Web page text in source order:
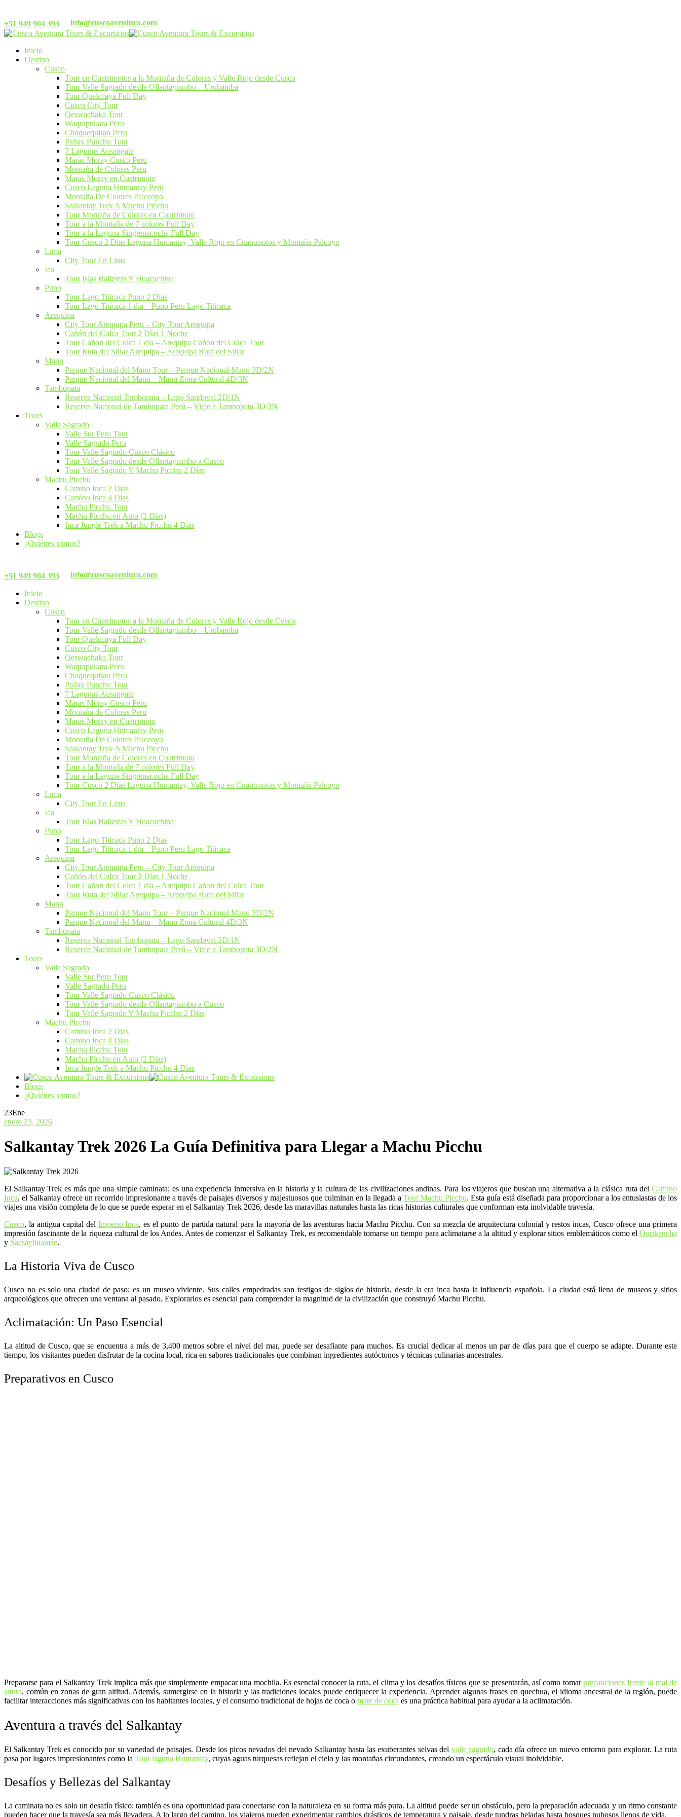
+51 949 904 393 info@cuscoaventura.com
Inicio
Destino
Cusco
Tour en Cuatrimotos a la Montaña de Colores y Valle Rojo desde Cusco
Tour Valle Sagrado desde Ollantaytambo – Urubamba
Tour Quelccaya Full Day
Cusco City Tour
Qeswachaka Tour​
Waqrapukara Peru
Choquequirao Peru
Pallay Punchu Tour
7 Lagunas Ausangate
Maras Moray Cusco Peru​
Montaña de Colores Peru​
Maras Moray en Cuatrimoto
Cusco Laguna Humantay Peru
Montaña De Colores Palccoyo
Salkantay Trek A Machu Picchu​
Tour Montaña de Colores en Cuatrimoto
Tour a la Montaña de 7 colores Full Day
Tour a la Laguna Singrenacocha Full Day
Tour Cusco 2 Días Laguna Humantay, Valle Rojo en Cuatrimotos y Montaña Palcoyo
Lima
City Tour En Lima​
Ica
Tour Islas Ballestas Y Huacachina
Puno
Tour Lago Titicaca​ Puno 2 Días
Tour Lago Titicaca 1 día – Puno Peru Lago Titicaca
Arequipa
City Tour Arequipa Peru​ – City Tour Arequipa
Cañón del Colca Tour 2 Días 1 Noche
Tour Cañon del Colca 1 dia​ – Arequipa Cañon del Colca Tour
Tour Ruta del Sillar Arequipa – Arequipa Ruta del Sillar
Manu
Parque Nacional del Manu Tour – Parque Nacional Manu 3D/2N
Parque Nacional del Manu – Manu Zona Cultural 4D/3N
Tambopata
Reserva Nacional Tambopata – Lago Sandoval 2D/1N
Reserva Nacional de Tambopata Perú – Viaje a Tambopata 3D/2N
Tours
Valle Sagrado
Valle Sur Peru Tour
Valle Sagrado Peru
Tour Valle Sagrado Cusco Clásico
Tour Valle Sagrado desde Ollantaytambo a Cusco
Tour Valle Sagrado Y Machu Picchu 2 Días
Machu Picchu
Camino Inca 2 Dias
Camino Inca 4 Dias
Machu Picchu Tour
Machu Picchu en Auto (2 Días)
Inca Jungle Trek a Machu Picchu 4 Días
Blogs
¿Quiénes somos?
+51 949 904 393 info@cuscoaventura.com
Inicio
Destino
Cusco
Tour en Cuatrimotos a la Montaña de Colores y Valle Rojo desde Cusco
Tour Valle Sagrado desde Ollantaytambo – Urubamba
Tour Quelccaya Full Day
Cusco City Tour
Qeswachaka Tour​
Waqrapukara Peru
Choquequirao Peru
Pallay Punchu Tour
7 Lagunas Ausangate
Maras Moray Cusco Peru​
Montaña de Colores Peru​
Maras Moray en Cuatrimoto
Cusco Laguna Humantay Peru
Montaña De Colores Palccoyo
Salkantay Trek A Machu Picchu​
Tour Montaña de Colores en Cuatrimoto
Tour a la Montaña de 7 colores Full Day
Tour a la Laguna Singrenacocha Full Day
Tour Cusco 2 Días Laguna Humantay, Valle Rojo en Cuatrimotos y Montaña Palcoyo
Lima
City Tour En Lima​
Ica
Tour Islas Ballestas Y Huacachina
Puno
Tour Lago Titicaca​ Puno 2 Días
Tour Lago Titicaca 1 día – Puno Peru Lago Titicaca
Arequipa
City Tour Arequipa Peru​ – City Tour Arequipa
Cañón del Colca Tour 2 Días 1 Noche
Tour Cañon del Colca 1 dia​ – Arequipa Cañon del Colca Tour
Tour Ruta del Sillar Arequipa – Arequipa Ruta del Sillar
Manu
Parque Nacional del Manu Tour – Parque Nacional Manu 3D/2N
Parque Nacional del Manu – Manu Zona Cultural 4D/3N
Tambopata
Reserva Nacional Tambopata – Lago Sandoval 2D/1N
Reserva Nacional de Tambopata Perú – Viaje a Tambopata 3D/2N
Tours
Valle Sagrado
Valle Sur Peru Tour
Valle Sagrado Peru
Tour Valle Sagrado Cusco Clásico
Tour Valle Sagrado desde Ollantaytambo a Cusco
Tour Valle Sagrado Y Machu Picchu 2 Días
Machu Picchu
Camino Inca 2 Dias
Camino Inca 4 Dias
Machu Picchu Tour
Machu Picchu en Auto (2 Días)
Inca Jungle Trek a Machu Picchu 4 Días
Blogs
¿Quiénes somos?
23Ene
enero 23, 2026
Salkantay Trek 2026 La Guía Definitiva para Llegar a Machu Picchu
El Salkantay Trek es más que una simple caminata; es una experiencia inmersiva en la historia y la cultura de las civilizaciones andinas. Para los viajeros que buscan una alternativa a la clásica ruta del Camino
Inca, el Salkantay ofrece un recorrido impresionante a través de paisajes diversos y majestuosos que culminan en la llegada aTour Machu Picchu. Esta guía está diseñada para proporcionar a los entusiastas de los
viajes una visión completa de lo que se puede esperar en el Salkantay Trek 2026, desde las maravillas naturales hasta las ricas historias culturales que conforman esta inolvidable travesía.
Cusco, la antigua capital del Imperio Inca, es el punto de partida natural para la mayoría de las aventuras hacia Machu Picchu. Con su mezcla de arquitectura colonial y restos incas, Cusco ofrece una primera
impresión fascinante de la riqueza cultural de los Andes. Antes de comenzar el Salkantay Trek, es recomendable tomarse un tiempo para aclimatarse a la altitud y explorar sitios emblemáticos como el Qorikancha
y Sacsayhuamán.
La Historia Viva de Cusco
Cusco no es solo una ciudad de paso; es un museo viviente. Sus calles empedradas son testigos de siglos de historia, desde la era inca hasta la influencia española. La ciudad está llena de museos y sitios
arqueológicos que ofrecen una ventana al pasado. Explorarlos es esencial para comprender la magnitud de la civilización que construyó Machu Picchu.
Aclimatación: Un Paso Esencial
La altitud de Cusco, que se encuentra a más de 3,400 metros sobre el nivel del mar, puede ser desafiante para muchos. Es crucial dedicar al menos un par de días para que el cuerpo se adapte. Durante este
tiempo, los visitantes pueden disfrutar de la cocina local, rica en sabores tradicionales que combinan ingredientes autóctonos y técnicas culinarias ancestrales.
Preparativos en Cusco
Prepararse para el Salkantay Trek implica más que simplemente empacar una mochila. Es esencial conocer la ruta, el clima y los desafíos físicos que se presentarán, así como tomarprecauciones frente al mal de
altura, común en zonas de gran altitud. Además, sumergirse en la historia y las tradiciones locales puede enriquecer la experiencia. Aprender algunas frases en quechua, el idioma ancestral de la región, puede
facilitar interacciones más significativas con los habitantes locales, y el consumo tradicional de hojas de coca o mate de coca es una práctica habitual para ayudar a la aclimatación.
Aventura a través del Salkantay
El Salkantay Trek es conocido por su variedad de paisajes. Desde los picos nevados del nevado Salkantay hasta las exuberantes selvas del valle sagrado, cada día ofrece un nuevo entorno para explorar. La ruta
pasa por lugares impresionantes como la Tour laguna Humantay, cuyas aguas turquesas reflejan el cielo y las montañas circundantes, creando un espectáculo visual inolvidable.
Desafíos y Bellezas del Salkantay
La caminata no es solo un desafío físico; también es una oportunidad para conectarse con la naturaleza en su forma más pura. La altitud puede ser un obstáculo, pero la preparación adecuada y un ritmo constante
pueden hacer que la travesía sea más llevadera. A lo largo del camino, los viajeros pueden experimentar cambios drásticos de temperatura y paisaje, desde tundras heladas hasta bosques nubosos llenos de vida.